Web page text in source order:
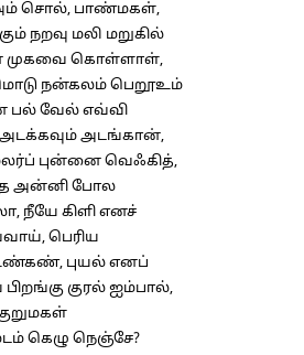
சொல், பாண்மகள்,
நறவு மலி மறுகில்
முகவை கொள்ளாள்,
நன்கலம் பெறூஉம்
பல் வேல் எவ்வி
அடக்கவும் அடங்கான்,
புன்னை வெஃகித்,
அன்னி போல
நீயே கிளி எனச்
பெரிய
புயல் எனப்
பிறங்கு குரல் ஐம்பால்,
கெழு நெஞ்சே?